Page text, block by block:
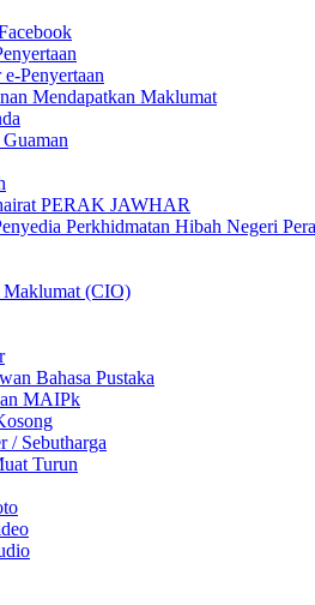
Penyertaan
Mendapatkan Maklumat
PERAK JAWHAR
Perkhidmatan Hibah Negeri
Maklumat (CIO)
Bahasa Pustaka
MAIPk
/ Sebutharga
Turun